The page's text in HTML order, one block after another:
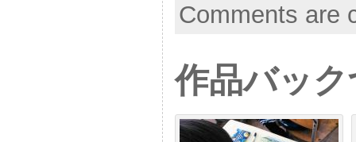
Comments are
作品バッ